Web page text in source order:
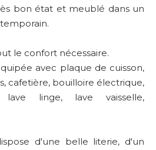
bon état et meublé dans un
le confort nécessaire.
avec plaque de cuisson,
cafetière, bouilloire électrique,
lave linge, lave vaisselle,
d'une belle literie, d'un